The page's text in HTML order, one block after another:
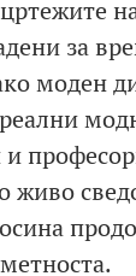
за
моден
и
живо